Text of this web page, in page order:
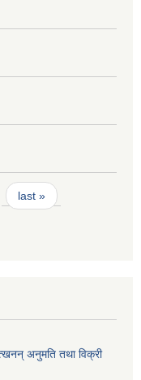
last »
अनुमति तथा विक्री